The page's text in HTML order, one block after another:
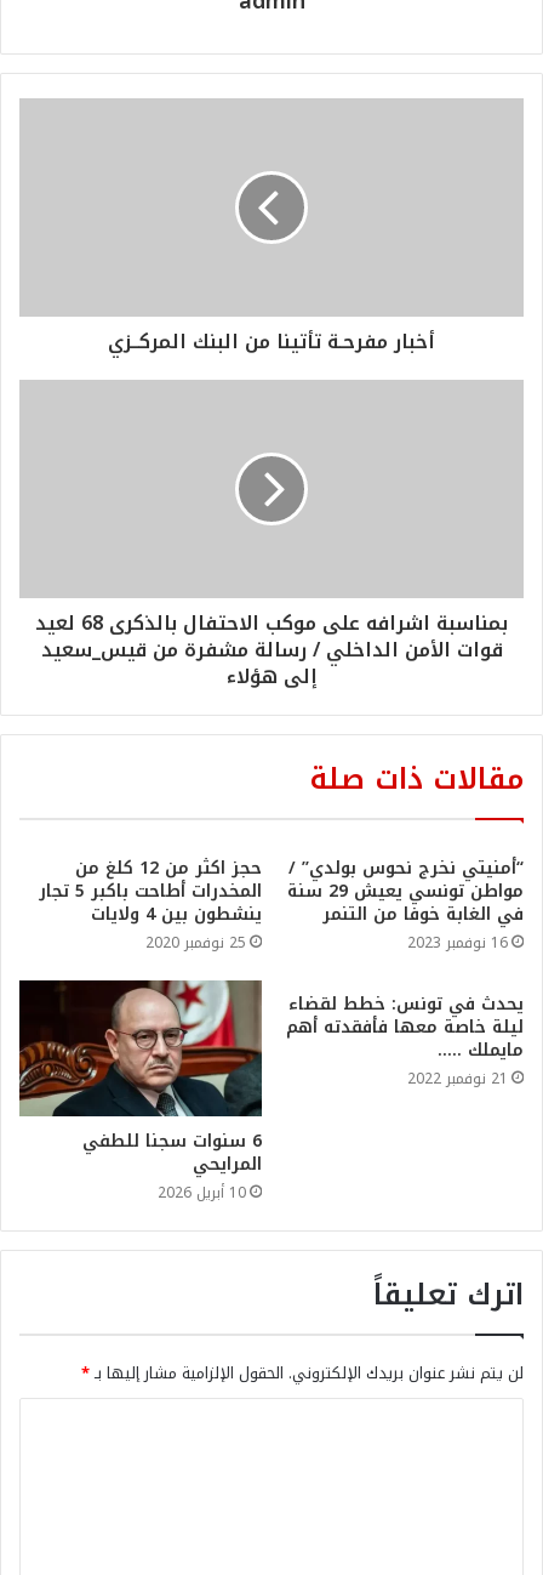
أخبار مفرحـة تأتينا من البنك المركــزي
بمناسبة اشرافه على موكب الاحتفال بالذكرى 68 لعيد
قوات الأمن الداخلي / رسالة مشفرة من قيس_سعيد
إلى هؤلاء
مقالات ذات صلة
“أمنيتي نخرج نحوس بولدي” /
مواطن تونسي يعيش 29 سنة
في الغابة خوفا من التنمر
16 نوفمبر 2023
حجز اكثر من 12 كلغ من
المخدرات أطاحت باكبر 5 تجار
ينشطون بين 4 ولايات
25 نوفمبر 2020
يحدث في تونس: خطط لقضاء
ليلة خاصة معها فأفقدته أهم
مايملك …..
21 نوفمبر 2022
6 سنوات سجنا للطفي
المرايحي
10 أبريل 2026
اترك تعليقاً
لن يتم نشر عنوان بريدك الإلكتروني. الحقول الإلزامية مشار إليها بـ*